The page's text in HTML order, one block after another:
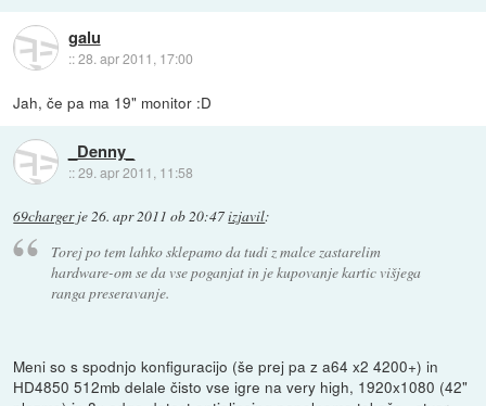
galu
::28. apr 2011, 17:00
Jah, če pa ma 19" monitor :D
_Denny_
::29. apr 2011, 11:58
69chargerje26. apr 2011 ob 20:47izjavil:
Torej po tem lahko sklepamo da tudi z malce zastarelim
hardware-om se da vse poganjat in je kupovanje kartic višjega
ranga preseravanje.
Meni so s spodnjo konfiguracijo (še prej pa z a64 x2 4200+) in
HD4850 512mb delale čisto vse igre na very high, 1920x1080 (42"